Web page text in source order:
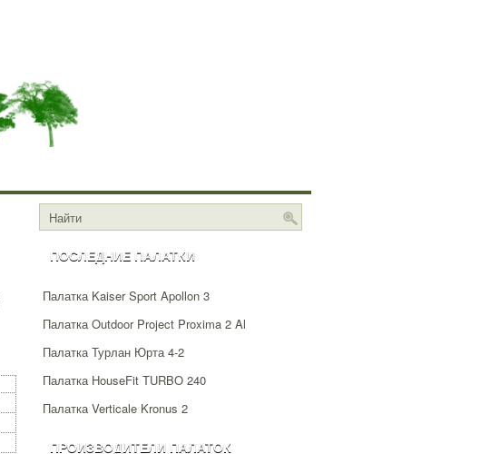
ПОСЛЕДНИЕ ПАЛАТКИ
Палатка Kaiser Sport Apollon 3
Палатка Outdoor Project Proxima 2 Al
Палатка Турлан Юрта 4-2
Палатка HouseFit TURBO 240
Палатка Verticale Kronus 2
ПРОИЗВОДИТЕЛИ ПАЛАТОК